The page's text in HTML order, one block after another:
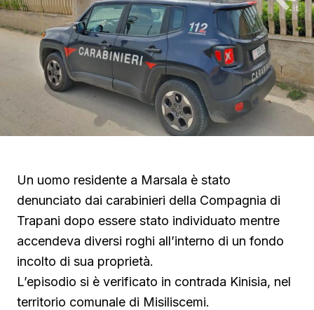
Un uomo residente a Marsala è stato
denunciato dai carabinieri della Compagnia di
Trapani dopo essere stato individuato mentre
accendeva diversi roghi all’interno di un fondo
incolto di sua proprietà.
L’episodio si è verificato in contrada Kinisia, nel
territorio comunale di Misiliscemi.